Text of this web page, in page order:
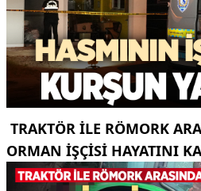
TRAKTÖR ILE RÖMORK
ORMAN IŞÇISI HAYATINI